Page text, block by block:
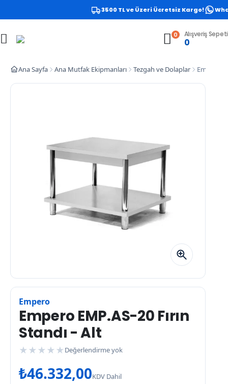
3500 TL ve Üzeri Ücretsiz Kargo!
0 Alışveriş Sepeti
0
Ana Sayfa Ana Mutfak Ekipmanları Tezgah ve Dolaplar Empero
Empero
Empero EMP.AS-20 Fırın
Standı - Alt
★ ★ ★ ★ ★ Değerlendirme yok
₺46.332,00KDV Dahil